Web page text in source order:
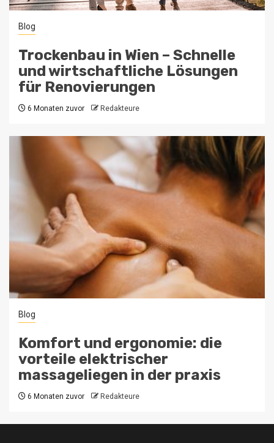
Blog
Trockenbau in Wien – Schnelle
und wirtschaftliche Lösungen
für Renovierungen
6 Monaten zuvor Redakteure
Blog
Komfort und ergonomie: die
vorteile elektrischer
massageliegen in der praxis
6 Monaten zuvor Redakteure